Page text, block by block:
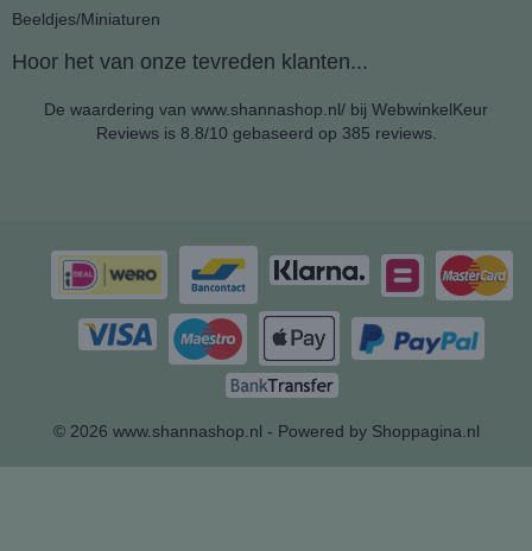
Beeldjes/Miniaturen
Hoor het van onze tevreden klanten...
De waardering van www.shannashop.nl/ bij WebwinkelKeur
Reviewsis 8.8/10 gebaseerd op 385 reviews.
© 2026 www.shannashop.nl - Powered by Shoppagina.nl